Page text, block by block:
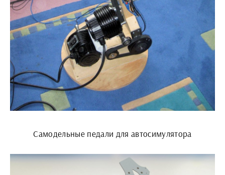
Самодельные педали для автосимулятора